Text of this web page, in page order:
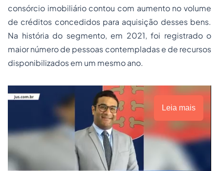
consórcio imobiliário contou com aumento no volume
de créditos concedidos para aquisição desses bens.
Na história do segmento, em 2021, foi registrado o
maior número de pessoas contempladas e de recursos
disponibilizados em um mesmo ano.
Leia mais